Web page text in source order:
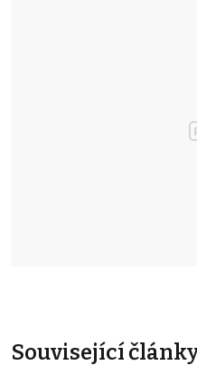
Související